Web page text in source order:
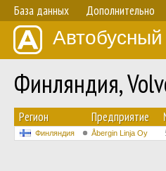
База данных Дополнительно
Финляндия,
Регион Предприятие
Финляндия Åbergin Linja Oy